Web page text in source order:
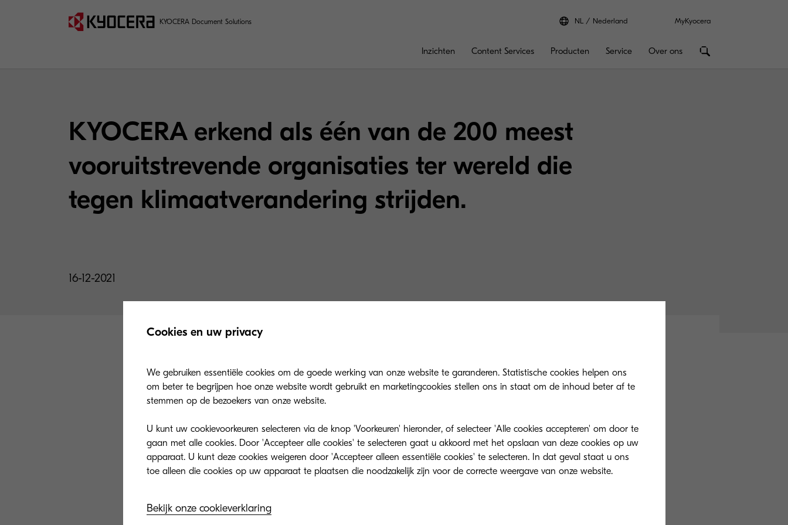
KYOCERA Document Solutions NL Nederland MyKyocera
Inzichten Content Services Producten Service Over ons
KYOCERA erkend als één van de 200 meest
vooruitstrevende organisaties ter wereld die
tegen klimaatverandering strijden.
16-12-2021
organisaties die voorop lopen bij het verminderen van milieurisico's en het opbouwen
van een duurzame wereldeconomie, die zowel de mens als onze planeet dient. De
lijst
De samensteller van deze zogenaamde
Cookies en uw privacy
We gebruiken essentiële cookies om de goede werking van onze website te garanderen. Statistische cookies helpen ons
om beter te begrijpen hoe onze website wordt gebruikt en marketingcookies stellen ons in staat om de inhoud beter af te
stemmen op de bezoekers van onze website.
U kunt uw cookievoorkeuren selecteren via de knop 'Voorkeuren' hieronder, of selecteer 'Alle cookies accepteren' om door te
gaan met alle cookies. Door 'Accepteer alle cookies' te selecteren gaat u akkoord met het opslaan van deze cookies op uw
apparaat. U kunt deze cookies weigeren door 'Accepteer alleen essentiële cookies' te selecteren. In dat geval staat u ons
toe alleen die cookies op uw apparaat te plaatsen die noodzakelijk zijn voor de correcte weergave van onze website.
Bekijk onze cookieverklaring